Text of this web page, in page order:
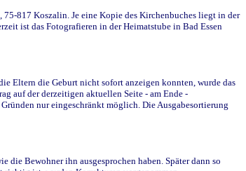
817 Koszalin. Je eine Kopie des Kirchenbuches liegt in der
ist das Fotografieren in der Heimatstube in Bad Essen
Eltern die Geburt nicht sofort anzeigen konnten, wurde das
auf der derzeitigen aktuellen Seite - am Ende -
nur eingeschränkt möglich. Die Ausgabesortierung
die Bewohner ihn ausgesprochen haben. Später dann so